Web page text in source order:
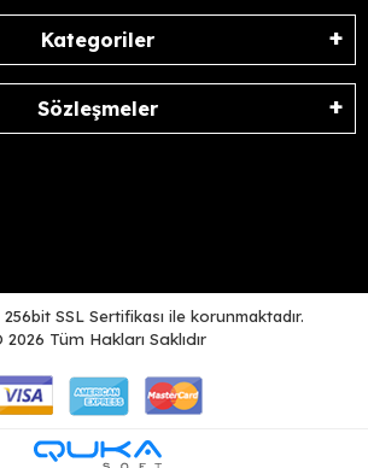
Kategoriler
Sözleşmeler
SSL Sertifikası ile korunmaktadır.
2026 Tüm Hakları Saklıdır